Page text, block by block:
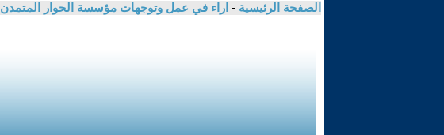
الصفحة الرئيسية - اراء في عمل وتوجهات مؤسسة الحوار المتمدن